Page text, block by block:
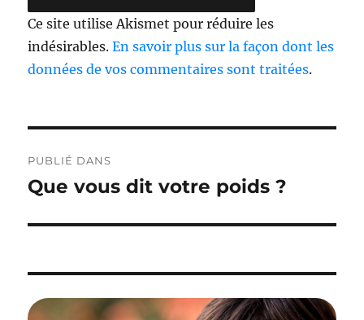
Ce site utilise Akismet pour réduire les
indésirables.En savoir plus sur la façon dont les
données de vos commentaires sont traitées.
de
l’article
PUBLIÉ DANS
Que vous dit votre poids ?